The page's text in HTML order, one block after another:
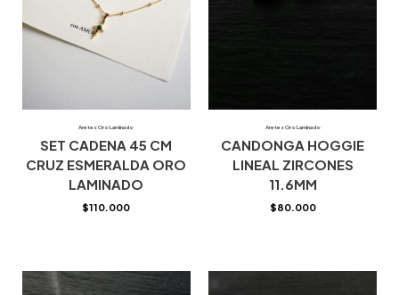
Aretes Oro Laminado
SET CADENA 45 CM
CRUZ ESMERALDA ORO
LAMINADO
$110.000
Aretes Oro Laminado
CANDONGA HOGGIE
LINEAL ZIRCONES
11.6MM
$80.000